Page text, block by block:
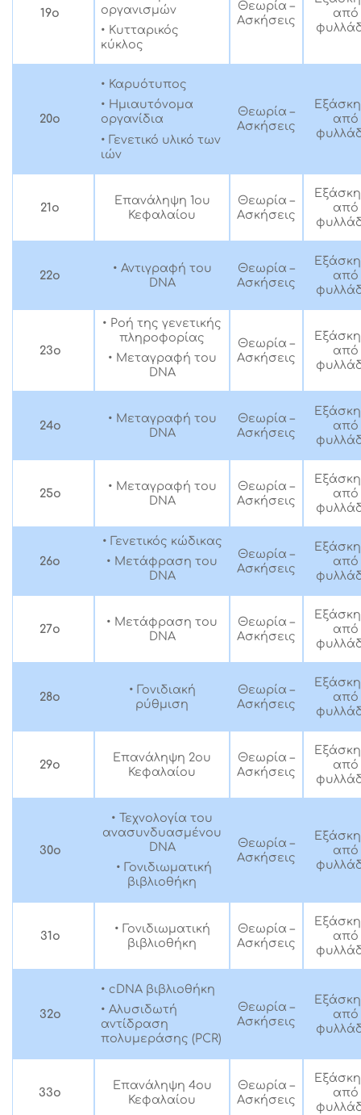
19ο
οργανισμών
• Κυτταρικός
κύκλος
Θεωρία –
Ασκήσεις
από
20ο
• Καρυότυπος
• Ημιαυτόνομα
οργανίδια
• Γενετικό υλικό των
ιών
Θεωρία –
Ασκήσεις
από
21ο
Επανάληψη 1ου
Κεφαλαίου
Θεωρία –
Ασκήσεις
από
22ο
• Αντιγραφή του
DNA
Θεωρία –
Ασκήσεις
από
23ο
• Ροή της γενετικής
πληροφορίας
• Μεταγραφή του
DNA
Θεωρία –
Ασκήσεις
από
24ο
• Μεταγραφή του
DNA
Θεωρία –
Ασκήσεις
από
25ο
• Μεταγραφή του
DNA
Θεωρία –
Ασκήσεις
από
26ο
• Γενετικός κώδικας
• Μετάφραση του
DNA
Θεωρία –
Ασκήσεις
από
27ο
• Μετάφραση του
DNA
Θεωρία –
Ασκήσεις
από
28ο
• Γονιδιακή
ρύθμιση
Θεωρία –
Ασκήσεις
από
29ο
Επανάληψη 2ου
Κεφαλαίου
Θεωρία –
Ασκήσεις
από
30ο
• Τεχνολογία του
ανασυνδυασμένου
DNA
• Γονιδιωματική
βιβλιοθήκη
Θεωρία –
Ασκήσεις
από
31ο
• Γονιδιωματική
βιβλιοθήκη
Θεωρία –
Ασκήσεις
από
32ο
• cDNA βιβλιοθήκη
• Αλυσιδωτή
αντίδραση
πολυμεράσης (PCR)
Θεωρία –
Ασκήσεις
από
33ο
Επανάληψη 4ου
Κεφαλαίου
Θεωρία –
Ασκήσεις
από